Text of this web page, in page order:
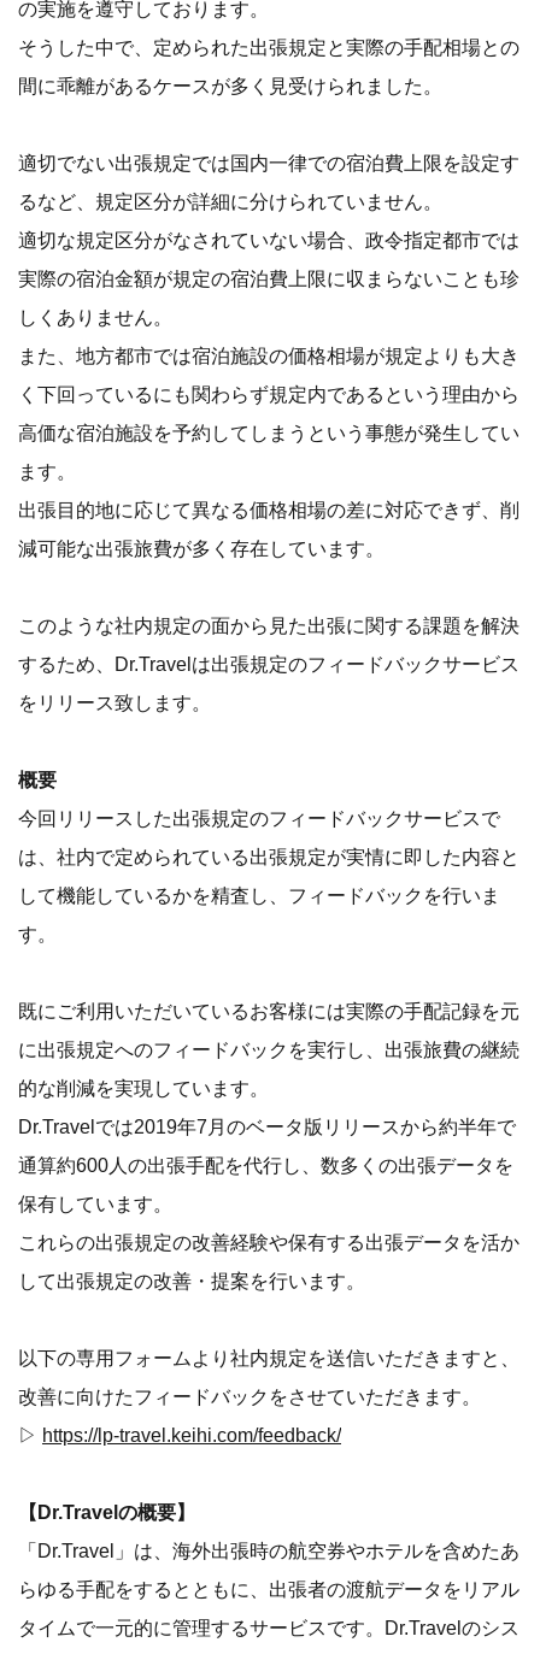
の実施を遵守しております。
そうした中で、定められた出張規定と実際の手配相場との
間に乖離があるケースが多く見受けられました。
適切でない出張規定では国内一律での宿泊費上限を設定す
るなど、規定区分が詳細に分けられていません。
適切な規定区分がなされていない場合、政令指定都市では
実際の宿泊金額が規定の宿泊費上限に収まらないことも珍
しくありません。
また、地方都市では宿泊施設の価格相場が規定よりも大き
く下回っているにも関わらず規定内であるという理由から
高価な宿泊施設を予約してしまうという事態が発生してい
ます。
出張目的地に応じて異なる価格相場の差に対応できず、削
減可能な出張旅費が多く存在しています。
このような社内規定の面から見た出張に関する課題を解決
するため、Dr.Travelは出張規定のフィードバックサービス
をリリース致します。
概要
今回リリースした出張規定のフィードバックサービスで
は、社内で定められている出張規定が実情に即した内容と
して機能しているかを精査し、フィードバックを行いま
す。
既にご利用いただいているお客様には実際の手配記録を元
に出張規定へのフィードバックを実行し、出張旅費の継続
的な削減を実現しています。
Dr.Travelでは2019年7月のベータ版リリースから約半年で
通算約600人の出張手配を代行し、数多くの出張データを
保有しています。
これらの出張規定の改善経験や保有する出張データを活か
して出張規定の改善・提案を行います。
以下の専用フォームより社内規定を送信いただきますと、
改善に向けたフィードバックをさせていただきます。
▷ https://lp-travel.keihi.com/feedback/
【Dr.Travelの概要】
「Dr.Travel」は、海外出張時の航空券やホテルを含めたあ
らゆる手配をするとともに、出張者の渡航データをリアル
タイムで一元的に管理するサービスです。Dr.Travelのシス